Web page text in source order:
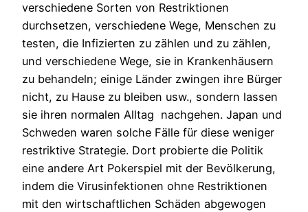
verschiedene Sorten von Restriktionen
durchsetzen, verschiedene Wege, Menschen zu
testen, die Infizierten zu zählen und zu zählen,
und verschiedene Wege, sie in Krankenhäusern
zu behandeln; einige Länder zwingen ihre Bürger
nicht, zu Hause zu bleiben usw., sondern lassen
sie ihren normalen Alltag nachgehen. Japan und
Schweden waren solche Fälle für diese weniger
restriktive Strategie. Dort probierte die Politik
eine andere Art Pokerspiel mit der Bevölkerung,
indem die Virusinfektionen ohne Restriktionen
mit den wirtschaftlichen Schäden abgewogen